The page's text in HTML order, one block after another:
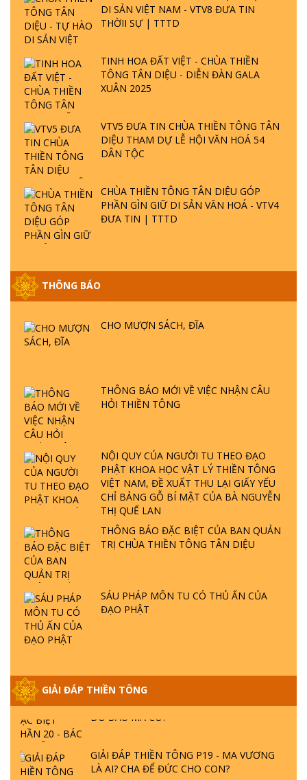
DI SẢN VIỆT NAM - VTV8 ĐƯA TIN
THỜII SỰ | TTTD
TINH HOA ĐẤT VIỆT - CHÙA THIỀN
TÔNG TÂN DIỆU - DIỄN ĐÀN GALA
XUÂN 2025
VTV5 ĐƯA TIN CHÙA THIỀN TÔNG TÂN
DIỆU THAM DỰ LỄ HỘI VĂN HOÁ 54
DÂN TỘC
CHÙA THIỀN TÔNG TÂN DIỆU GÓP
PHẦN GÌN GIỮ DI SẢN VĂN HOÁ - VTV4
ĐƯA TIN | TTTD
THÔNG BÁO
CHO MƯỢN SÁCH, ĐĨA
THÔNG BÁO MỚI VỀ VIỆC NHẬN CÂU
HỎI THIỀN TÔNG
NỘI QUY CỦA NGƯỜI TU THEO ĐẠO
PHẬT KHOA HỌC VẬT LÝ THIỀN TÔNG
VIỆT NAM, ĐỀ XUẤT THU LẠI GIẤY YẾU
CHỈ BẢNG GỖ BÍ MẬT CỦA BÀ NGUYỄN
THỊ QUẾ LAN
THÔNG BÁO ĐẶC BIỆT CỦA BAN QUẢN
TRỊ CHÙA THIỀN TÔNG TÂN DIỆU
SÁU PHÁP MÔN TU CÓ THỦ ẤN CỦA
ĐẠO PHẬT
GIẢI ĐÁP THIỀN TÔNG
GIẢI ĐÁP ĐẶC BIỆT P25 - SUỐT 49 NĂM
PHẬT KHÔNG NÓI? HỘI LONG HOA LÀ
TTTD
GIẢI ĐÁP THIỀN TÔNG ĐẶC BIỆT P22 - TẠI
SAO TRÁI ĐẤT NHIỀU THIÊN TAI - LŨ LỤT
- HỎA HOẠN | TTTD
GIẢI ĐÁP THIỀN TÔNG ĐẶC BIỆT P21 - TẠI
GIẢI ĐÁP VỀ LỄ TIỄN THIỀN TÔNG SƯ
GIẢI ĐÁP THIỀN TÔNG ĐẶC BIỆT PHẦN 20
- BÁC NGUYỄN NHÂN LÀ AI? PHIỀN NÃO
DO ĐÂU MÀ CÓ?
LÀ AI? CHA ĐỂ ĐỨC CHO CON?